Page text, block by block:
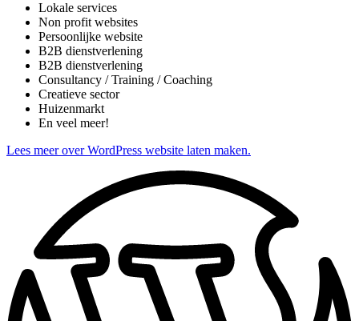
Lokale services
Non profit websites
Persoonlijke website
B2B dienstverlening
B2B dienstverlening
Consultancy / Training / Coaching
Creatieve sector
Huizenmarkt
En veel meer!
Lees meer over WordPress website laten maken.